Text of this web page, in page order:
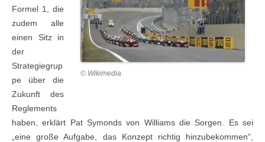
© Wikimedia
Formel 1, die
zudem alle
einen Sitz in
der
Strategiegrup
pe über die
Zukunft des
Reglements
haben, erklärt Pat Symonds von Williams die Sorgen. Es sei
„eine große Aufgabe, das Konzept richtig hinzubekommen“,